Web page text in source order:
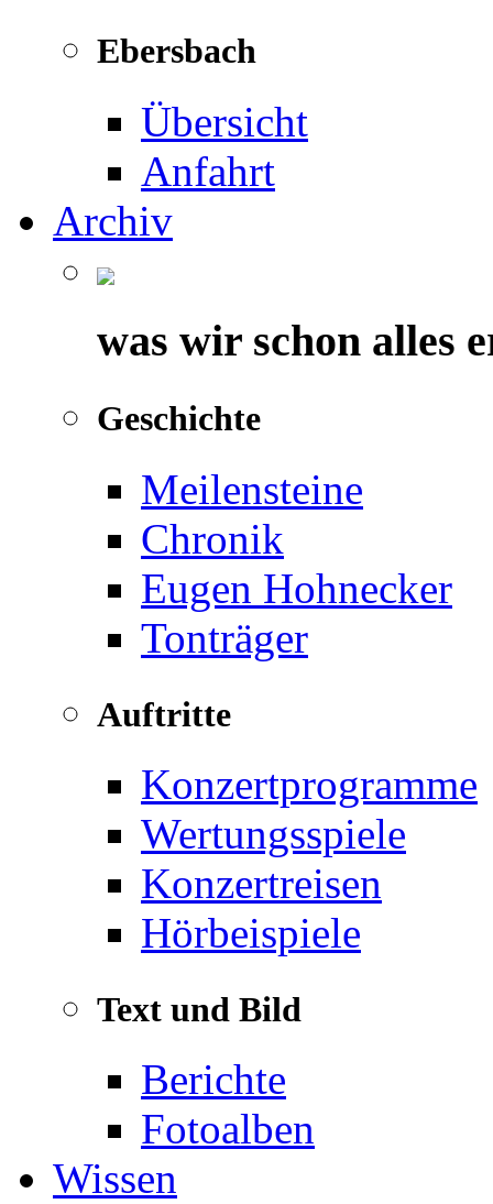
Ebersbach
Übersicht
Anfahrt
Archiv
was wir schon alles
Geschichte
Meilensteine
Chronik
Eugen Hohnecker
Tonträger
Auftritte
Konzertprogramme
Wertungsspiele
Konzertreisen
Hörbeispiele
Text und Bild
Berichte
Fotoalben
Wissen